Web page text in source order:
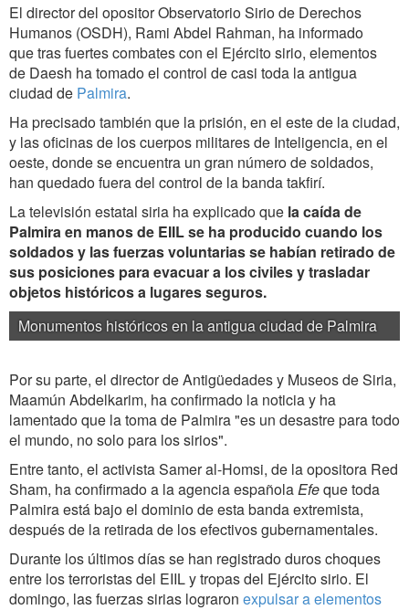
El director del opositor Observatorio Sirio de Derechos
Humanos (OSDH), Rami Abdel Rahman, ha informado
que tras fuertes combates con el Ejército sirio, elementos
de Daesh ha tomado el control de casi toda la antigua
ciudad de Palmira.
Ha precisado también que la prisión, en el este de la ciudad,
y las oficinas de los cuerpos militares de Inteligencia, en el
oeste, donde se encuentra un gran número de soldados,
han quedado fuera del control de la banda takfirí.
La televisión estatal siria ha explicado que la caída de
Palmira en manos de EIIL se ha producido cuando los
soldados y las fuerzas voluntarias se habían retirado de
sus posiciones para evacuar a los civiles y trasladar
objetos históricos a lugares seguros.
Monumentos históricos en la antigua ciudad de Palmira
Por su parte, el director de Antigüedades y Museos de Siria,
Maamún Abdelkarim, ha confirmado la noticia y ha
lamentado que la toma de Palmira "es un desastre para todo
el mundo, no solo para los sirios".
Entre tanto, el activista Samer al-Homsi, de la opositora Red
Sham, ha confirmado a la agencia españolaEfeque toda
Palmira está bajo el dominio de esta banda extremista,
después de la retirada de los efectivos gubernamentales.
Durante los últimos días se han registrado duros choques
entre los terroristas del EIIL y tropas del Ejército sirio. El
domingo, las fuerzas sirias lograron expulsar a elementos